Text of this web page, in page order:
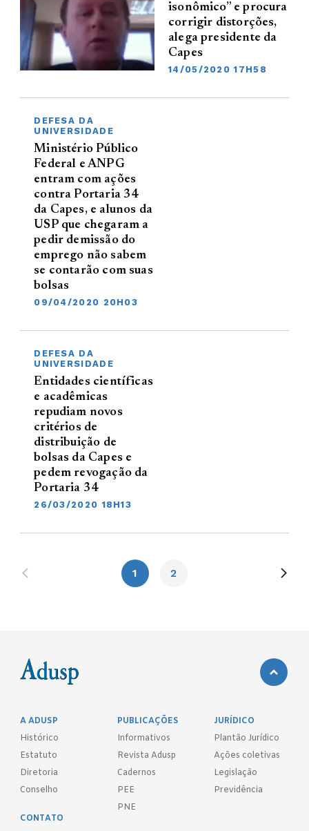
isonômico” e procura
corrigir distorções,
alega presidente da
Capes
14/05/2020 17H58
DEFESA DA
UNIVERSIDADE
Ministério Público
Federal e ANPG
entram com ações
contra Portaria 34
da Capes, e alunos da
USP que chegaram a
pedir demissão do
emprego não sabem
se contarão com suas
bolsas
09/04/2020 20H03
DEFESA DA
UNIVERSIDADE
Entidades científicas
e acadêmicas
repudiam novos
critérios de
distribuição de
bolsas da Capes e
pedem revogação da
Portaria 34
26/03/2020 18H13
1 2
A ADUSP
Histórico
Estatuto
Diretoria
Conselho
PUBLICAÇÕES
Informativos
Revista Adusp
Cadernos
PEE
PNE
JURÍDICO
Plantão Jurídico
Ações coletivas
Legislação
Previdência
CONTATO